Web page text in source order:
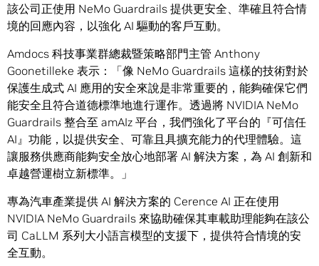
該公司正使用 NeMo Guardrails 提供更安全、準確且符合情
境的回應內容，以強化 AI 驅動的客戶互動。
Amdocs 科技事業群總裁暨策略部門主管 Anthony
Goonetilleke 表示：「像 NeMo Guardrails 這樣的技術對於
保護生成式 AI 應用的安全來說是非常重要的，能夠確保它們
能安全且符合道德標準地進行運作。透過將 NVIDIA NeMo
Guardrails 整合至 amAIz 平台，我們強化了平台的『可信任
AI』功能，以提供安全、可靠且具擴充能力的代理體驗。這
讓服務供應商能夠安全放心地部署 AI 解決方案，為 AI 創新和
卓越營運樹立新標準。」
專為汽車產業提供 AI 解決方案的 Cerence AI 正在使用
NVIDIA NeMo Guardrails 來協助確保其車載助理能夠在該公
司 CaLLM 系列大小語言模型的支援下，提供符合情境的安
全互動。